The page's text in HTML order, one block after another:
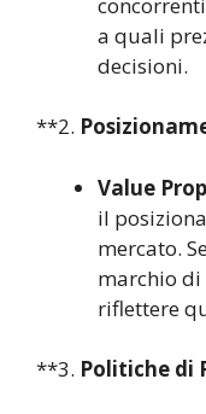
a quali
decisioni.
**2.
Value
il
mercato.
marchio di
riflettere
**3. Politiche di